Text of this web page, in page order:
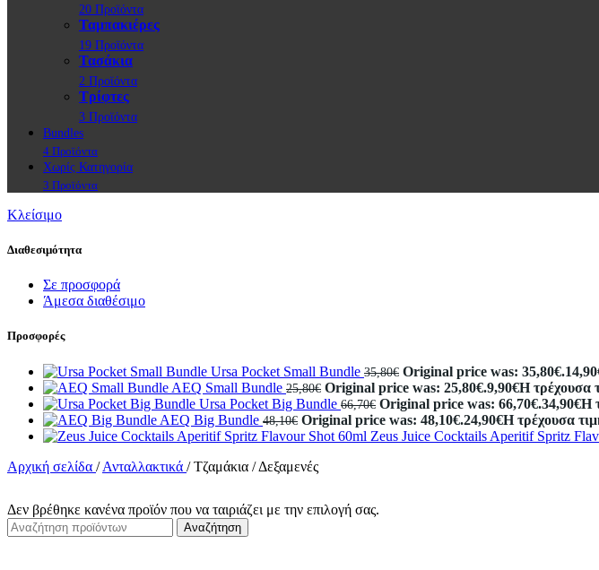
20 Προϊόντα
Ταμπακιέρες
19 Προϊόντα
Τασάκια
2 Προϊόντα
Τρίφτες
3 Προϊόντα
Bundles
4 Προϊόντα
Χωρίς Κατηγορία
3 Προϊόντα
Κλείσιμο
Διαθεσιμότητα
Σε προσφορά
Άμεσα διαθέσιμο
Προσφορές
Ursa Pocket Small Bundle 35,80€ Original price was: 35,80€.14,90
AEQ Small Bundle 25,80€ Original price was: 25,80€.9,90€Η τρέχουσα
Ursa Pocket Big Bundle 66,70€ Original price was: 66,70€.34,90€Η
AEQ Big Bundle 48,10€ Original price was: 48,10€.24,90€Η τρέχουσα
Zeus Juice Cocktails Aperitif Spritz
Αρχική σελίδα / Ανταλλακτικά / Τζαμάκια / Δεξαμενές
Δεν βρέθηκε κανένα προϊόν που να ταιριάζει με την επιλογή σας.
Αναζήτηση